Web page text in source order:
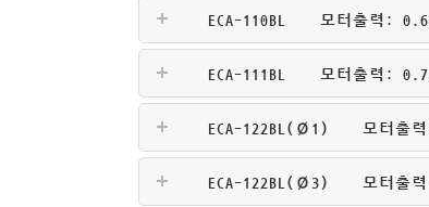
ECA-110BL 모터출력:
ECA-111BL 모터출력:
ECA-122BL(Ø1) 모터출력
ECA-122BL(Ø3) 모터출력